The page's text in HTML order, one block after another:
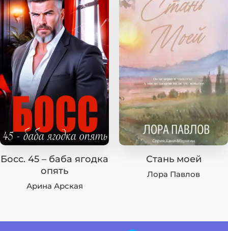
Босс. 45 – баба ягодка
опять
Арина Арская
Стань моей
Лора Павлов